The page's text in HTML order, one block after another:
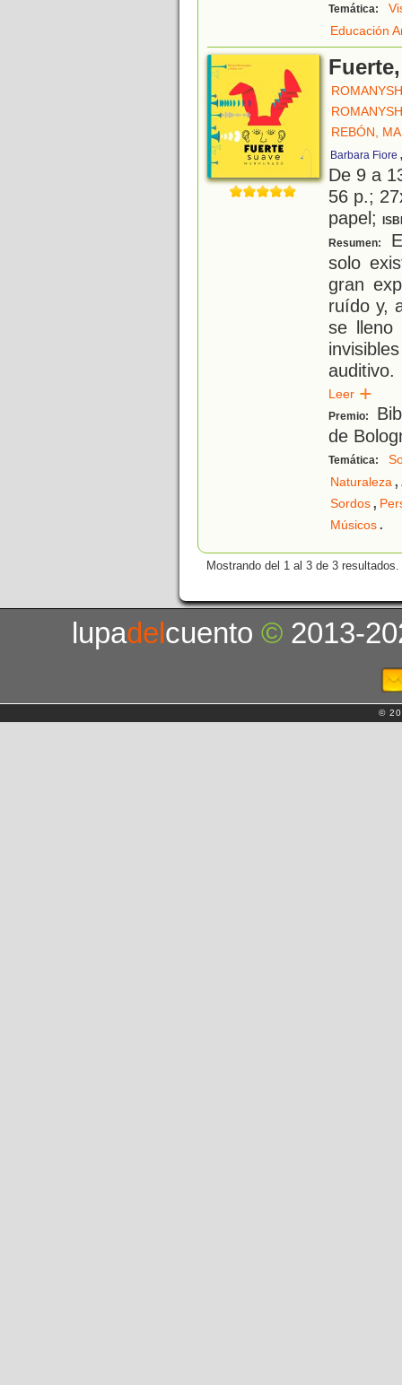
Temática:
Educación
REBÓN,
Barbara Fiore
De 9 a
56 p.;
papel;
Resumen:
solo
gran
ruído y,
se lleno
Leer
Premio:
de
Temática:
Naturaleza,
Sordos,
Músicos.
Mostrando del 1 al 3 de 3 resultados.
lupadelcuento© 2013-
©